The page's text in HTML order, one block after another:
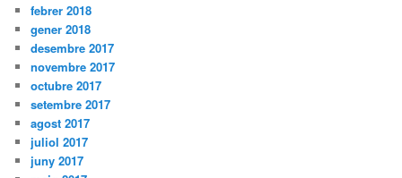
febrer 2018
gener 2018
desembre 2017
novembre 2017
octubre 2017
setembre 2017
agost 2017
juliol 2017
juny 2017